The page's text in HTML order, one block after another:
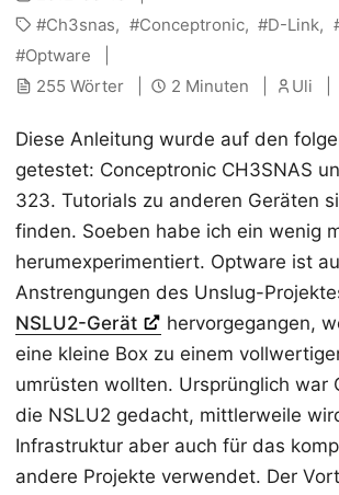
Ch3snas
Conceptronic D-Link
Optware
255 Wörter
2 Minuten Uli
Diese Anleitung wurde auf den
getestet: Conceptronic CH3SNAS
323. Tutorials zu anderen Geräten
finden. Soeben habe ich ein wenig
herumexperimentiert. Optware ist
Anstrengungen des Unslug-
NSLU2-Gerät
hervorgegangen,
eine kleine Box zu einem
umrüsten wollten. Ursprünglich war
die NSLU2 gedacht, mittlerweile
Infrastruktur aber auch für das
andere Projekte verwendet. Der